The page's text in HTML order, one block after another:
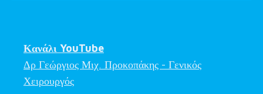
Κανάλι YouTube
Δρ Γεώργιος Μιχ. Προκοπάκης - Γενικός
Χειρουργός